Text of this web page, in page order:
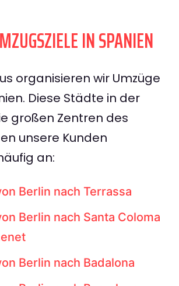
IN SPANIEN
organisieren wir Umzüge
Diese Städte in der
großen Zentren des
unsere Kunden
an:
Berlin nach Terrassa
Berlin nach Santa Coloma
Berlin nach Badalona